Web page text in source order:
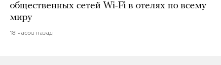
общественных сетей Wi-Fi в отелях по всему
миру
18 часов назад